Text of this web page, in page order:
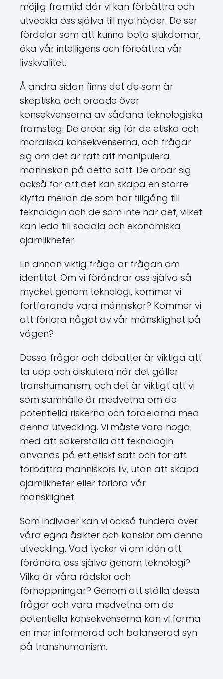
möjlig framtid där vi kan förbättra och
utveckla oss själva till nya höjder. De ser
fördelar som att kunna bota sjukdomar,
öka vår intelligens och förbättra vår
livskvalitet.
Å andra sidan finns det de som är
skeptiska och oroade över
konsekvenserna av sådana teknologiska
framsteg. De oroar sig för de etiska och
moraliska konsekvenserna, och frågar
sig om det är rätt att manipulera
människan på detta sätt. De oroar sig
också för att det kan skapa en större
klyfta mellan de som har tillgång till
teknologin och de som inte har det, vilket
kan leda till sociala och ekonomiska
ojämlikheter.
En annan viktig fråga är frågan om
identitet. Om vi förändrar oss själva så
mycket genom teknologi, kommer vi
fortfarande vara människor? Kommer vi
att förlora något av vår mänsklighet på
vägen?
Dessa frågor och debatter är viktiga att
ta upp och diskutera när det gäller
transhumanism, och det är viktigt att vi
som samhälle är medvetna om de
potentiella riskerna och fördelarna med
denna utveckling. Vi måste vara noga
med att säkerställa att teknologin
används på ett etiskt sätt och för att
förbättra människors liv, utan att skapa
ojämlikheter eller förlora vår
mänsklighet.
Som individer kan vi också fundera över
våra egna åsikter och känslor om denna
utveckling. Vad tycker vi om idén att
förändra oss själva genom teknologi?
Vilka är våra rädslor och
förhoppningar? Genom att ställa dessa
frågor och vara medvetna om de
potentiella konsekvenserna kan vi forma
en mer informerad och balanserad syn
på transhumanism.